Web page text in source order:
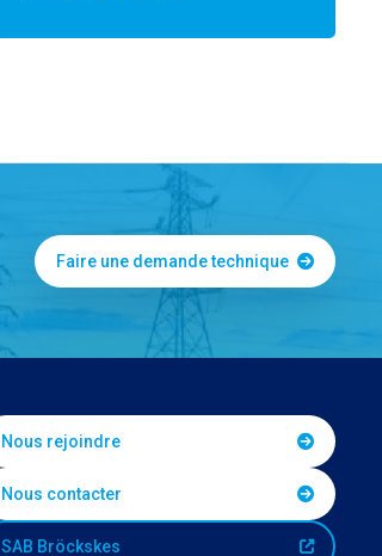
Faire une demande technique
Nous rejoindre
Nous contacter
SAB Bröckskes